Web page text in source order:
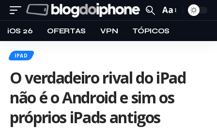
Aa
iOS 26 OFERTAS VPN TÓPICOS
IPAD
O verdadeiro rival do iPad
não é o Android e sim os
próprios iPads antigos